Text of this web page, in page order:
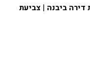
דירה ביבנה |צביעת